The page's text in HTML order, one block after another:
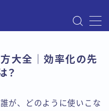
ラー対処法まとめ
方大全｜効率化の先
？
が、どのように使いこな